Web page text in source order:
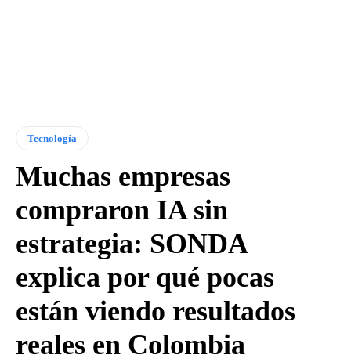
Tecnología
Muchas empresas
compraron IA sin
estrategia: SONDA
explica por qué pocas
están viendo resultados
reales en Colombia